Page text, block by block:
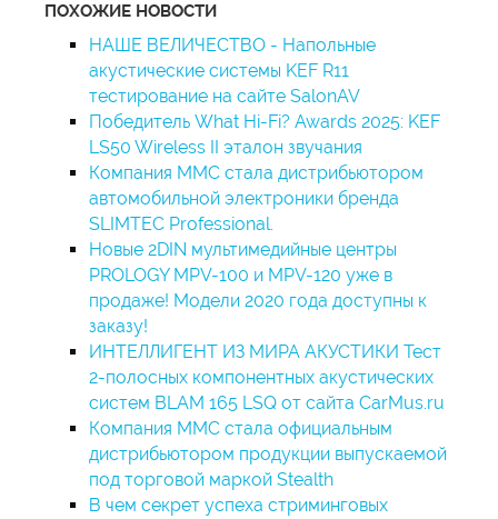
ПОХОЖИЕ НОВОСТИ
НАШЕ ВЕЛИЧЕСТВО - Напольные
акустические системы KEF R11
тестирование на сайте SalonAV
Победитель What Hi-Fi? Awards 2025: KEF
LS50 Wireless II эталон звучания
Компания ММС стала дистрибьютором
автомобильной электроники бренда
SLIMTEC Professional.
Новые 2DIN мультимедийные центры
PROLOGY MPV-100 и MPV-120 уже в
продаже! Модели 2020 года доступны к
заказу!
ИНТЕЛЛИГЕНТ ИЗ МИРА АКУСТИКИ Тест
2-полосных компонентных акустических
систем BLAM 165 LSQ от сайта CarMus.ru
Компания ММС стала официальным
дистрибьютором продукции выпускаемой
под торговой маркой Stealth
В чем секрет успеха стриминговых